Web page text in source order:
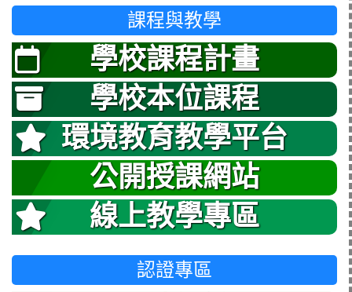
課程與教學
學校課程計畫
學校本位課程
環境教育教學平台
公開授課網站
線上教學專區
認證專區